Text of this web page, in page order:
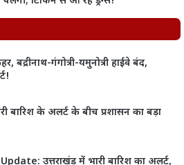
बद्रीनाथ-गंगोत्री-यमुनोत्री हाईवे बंद,
बारिश के अलर्ट के बीच प्रशासन का बड़ा
उत्तराखंड में भारी बारिश का अलर्ट,